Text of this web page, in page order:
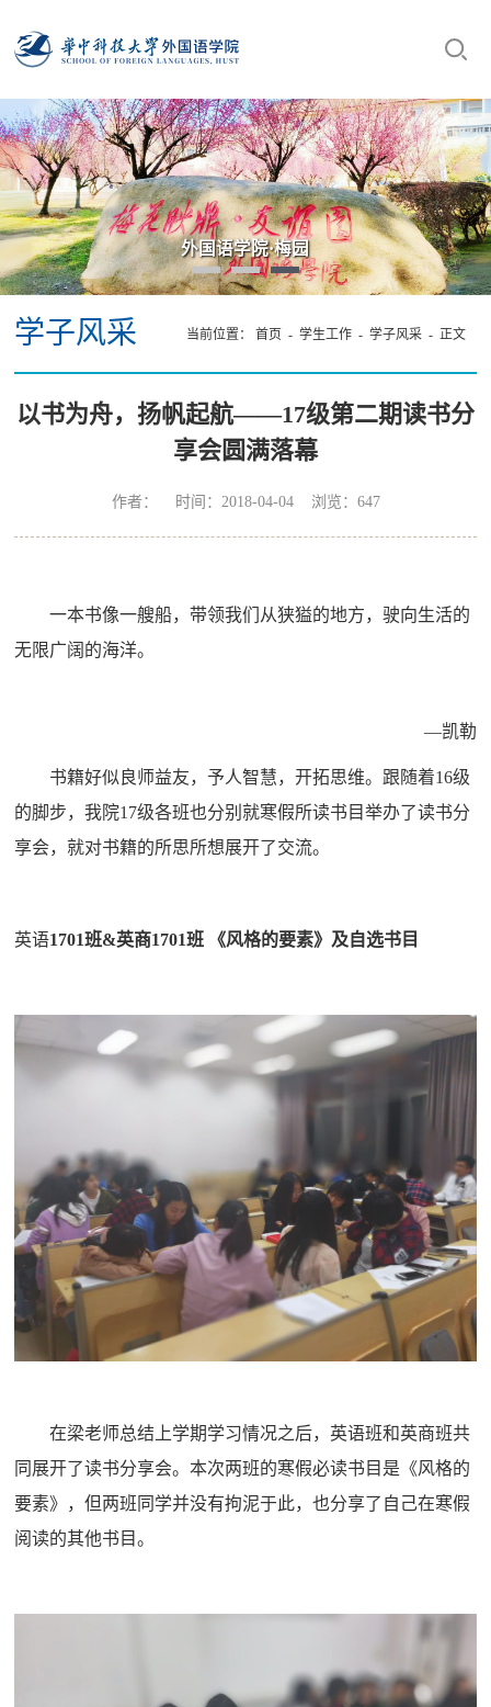
“数智·语言·未来：AI时代外语学科发展高端论坛”在我院
成功举办
学子风采 当前位置： 首页 - 学生工作- 学子风采- 正文
以书为舟，扬帆起航——17级第二期读书分
享会圆满落幕
作者： 时间：2018-04-04 浏览： 647
一本书像一艘船，带领我们从狭獈的地方，驶向生活的
无限广阔的海洋。
—凯勒
书籍好似良师益友，予人智慧，开拓思维。跟随着16级
的脚步，我院17级各班也分别就寒假所读书目举办了读书分
享会，就对书籍的所思所想展开了交流。
英语1701班&英商1701班 《风格的要素》及自选书目
在梁老师总结上学期学习情况之后， 英语班和英商班共
同展开了读书分享会。本次两班的寒假必读书目是 《风格的
要素》，但两班同学并没有拘泥于此，也分享了自己在寒假
阅读的其他书目。